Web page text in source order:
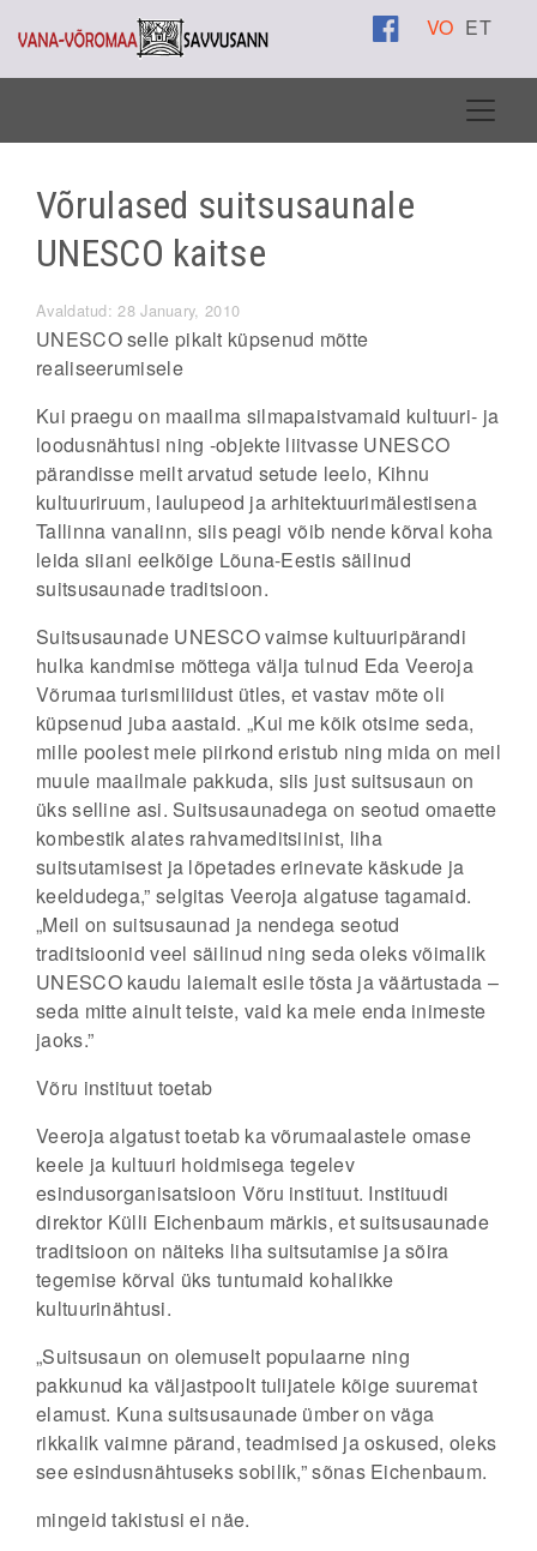
VO ET
Võrulased suitsusaunale
UNESCO kaitse
Avaldatud: 28 January, 2010
UNESCO selle pikalt küpsenud mõtte
realiseerumisele
Kui praegu on maailma silmapaistvamaid kultuuri- ja
loodusnähtusi ning -objekte liitvasse UNESCO
pärandisse meilt arvatud setude leelo, Kihnu
kultuuriruum, laulupeod ja arhitektuurimälestisena
Tallinna vanalinn, siis peagi võib nende kõrval koha
leida siiani eelkõige Lõuna-Eestis säilinud
suitsusaunade traditsioon.
Suitsusaunade UNESCO vaimse kultuuripärandi
hulka kandmise mõttega välja tulnud Eda Veeroja
Võrumaa turismiliidust ütles, et vastav mõte oli
küpsenud juba aastaid. „Kui me kõik otsime seda,
mille poolest meie piirkond eristub ning mida on meil
muule maailmale pakkuda, siis just suitsusaun on
üks selline asi. Suitsusaunadega on seotud omaette
kombestik alates rahvameditsiinist, liha
suitsutamisest ja lõpetades erinevate käskude ja
keeldudega,” selgitas Veeroja algatuse tagamaid.
„Meil on suitsusaunad ja nendega seotud
traditsioonid veel säilinud ning seda oleks võimalik
UNESCO kaudu laiemalt esile tõsta ja väärtustada –
seda mitte ainult teiste, vaid ka meie enda inimeste
jaoks.”
Võru instituut toetab
Veeroja algatust toetab ka võrumaalastele omase
keele ja kultuuri hoidmisega tegelev
esindusorganisatsioon Võru instituut. Instituudi
direktor Külli Eichenbaum märkis, et suitsusaunade
traditsioon on näiteks liha suitsutamise ja sõira
tegemise kõrval üks tuntumaid kohalikke
kultuurinähtusi.
„Suitsusaun on olemuselt populaarne ning
pakkunud ka väljastpoolt tulijatele kõige suuremat
elamust. Kuna suitsusaunade ümber on väga
rikkalik vaimne pärand, teadmised ja oskused, oleks
see esindusnähtuseks sobilik,” sõnas Eichenbaum.
mingeid takistusi ei näe.